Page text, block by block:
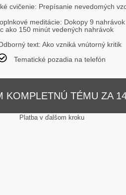
cvičenie: Prepísanie nevedomých
meditácie: Dokopy 9 nahrávok
ako 150 minút vedených nahrávok
text: Ako vzniká vnútorný kritik
Tematické pozadia na telefón
KOMPLETNÚ TÉMU ZA
Platba v ďalšom kroku